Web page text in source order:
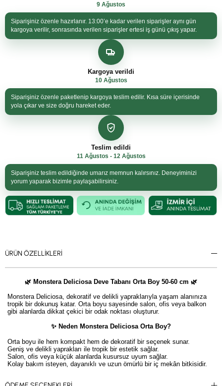
9 Ağustos
Siparişiniz özenle hazırlanır. 13:00’e kadar verilen siparişler aynı gün
kargoya verilir, sonrasında verilen siparişler ertesi iş günü çıkış yapar.
Kargoya verildi
10 Ağustos
Siparişiniz özenle paketlenip kargoya teslim edilir. Kısa süre içerisinde
yola çıkar ve size doğru hareket eder.
Teslim edildi
11 Ağustos - 12 Ağustos
Siparişiniz teslim edildiğinde umarız memnun kalırsınız. Deneyiminizi
yorum yaparak bizimle paylaşabilirsiniz.
ÜRÜN ÖZELLIKLERI
🌿 Monstera Deliciosa Deve Tabanı Orta Boy 50-60 cm 🌿
Monstera Deliciosa, dekoratif ve delikli yapraklarıyla yaşam alanınıza
tropik bir dokunuş katar. Orta boyu sayesinde salon, ofis veya balkon
gibi alanlarda dikkat çekici bir odak noktası oluşturur.
✨ Neden Monstera Deliciosa Orta Boy?
Orta boyu ile hem kompakt hem de dekoratif bir seçenek sunar.
Geniş ve delikli yaprakları ile tropik bir estetik sağlar.
Salon, ofis veya küçük alanlarda kusursuz uyum sağlar.
Kolay bakım isteyen, dayanıklı ve uzun ömürlü bir iç mekân bitkisidir.